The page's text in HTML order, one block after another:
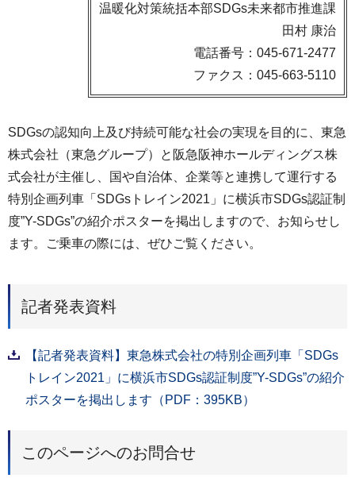
温暖化対策統括本部SDGs未来都市推進課
田村 康治
電話番号：045-671-2477
ファクス：045-663-5110
SDGsの認知向上及び持続可能な社会の実現を目的に、東急
株式会社（東急グループ）と阪急阪神ホールディングス株
式会社が主催し、国や自治体、企業等と連携して運行する
特別企画列車「SDGsトレイン2021」に横浜市SDGs認証制
度”Y-SDGs”の紹介ポスターを掲出しますので、お知らせし
ます。ご乗車の際には、ぜひご覧ください。
記者発表資料
【記者発表資料】東急株式会社の特別企画列車「SDGs
トレイン2021」に横浜市SDGs認証制度”Y-SDGs”の紹介
ポスターを掲出します（PDF：395KB）
このページへのお問合せ